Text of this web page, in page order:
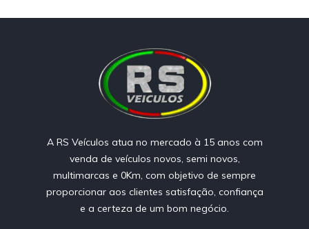
A RS Veículos atua no mercado à 15 anos com
venda de veículos novos, semi novos,
multimarcas e 0Km, com objetivo de sempre
proporcionar aos clientes satisfação, confiança
e a certeza de um bom negócio.